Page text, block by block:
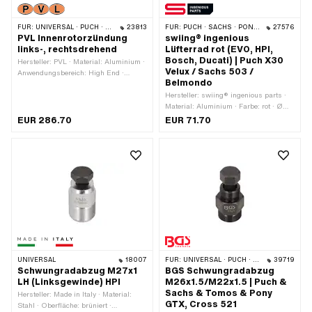
FÜR: UNIVERSAL · PUCH · SACHS · ZÜNDAPP BELMONDO 23813
PVL Innenrotorzündung
links-, rechtsdrehend
Hersteller: PVL · Material: Aluminium ·
Anwendungsbereich: High End ·
Anwendungsbereich: Tuning ·
EUR 286.70
FÜR: PUCH · SACHS · PONY / CILO (BETA 521 & 512) · ZÜNDAPP BELMONDO 27576
swiing® ingenious
Lüfterrad rot (EVO, HPI,
Bosch, Ducati) | Puch X30
Velux / Sachs 503 /
Belmondo
Hersteller: swiing® ingenious parts ·
Material: Aluminium · Farbe: rot · Ø
aussen: 120 mm · Höhe: 13.5 mm · Ø
g · Anzahl Befestigungspunkte: 10
Lochkreis: 70 mm · Ø Lochkreis: 100
EUR 71.70
UNIVERSAL 18007
Schwungradabzug M27x1
LH (Linksgewinde) HPI
Hersteller: Made in Italy · Material:
Stahl · Oberfläche: brüniert ·
FÜR: UNIVERSAL · PUCH · SACHS 39719
BGS Schwungradabzug
M26x1.5/M22x1.5 | Puch &
Sachs & Tomos & Pony
GTX, Cross 521